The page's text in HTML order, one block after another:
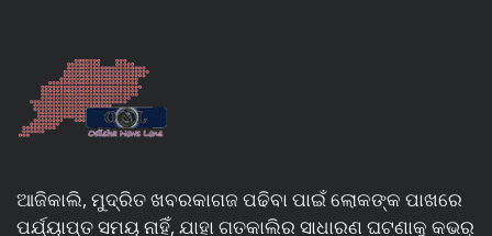
ଆଜିକାଲି, ମୁଦ୍ରିତ ଖବରକାଗଜ ପଢିବା ପାଇଁ ଲୋକଙ୍କ ପାଖରେ
ପର୍ଯ୍ୟାପ୍ତ ସମୟ ନାହିଁ, ଯାହା ଗତକାଲିର ସାଧାରଣ ଘଟଣାକୁ କଭର୍